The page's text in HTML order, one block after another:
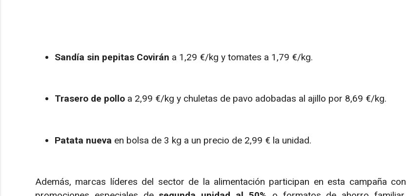
Sandía sin pepitas Covirán a 1,29 €/kg y tomates a 1,79 €/kg.
Trasero de pollo a 2,99 €/kg y chuletas de pavo adobadas al ajillo por 8,69 €/kg.
Patata nueva en bolsa de 3 kg a un precio de 2,99 € la unidad.
Además, marcas líderes del sector de la alimentación participan en esta campaña con